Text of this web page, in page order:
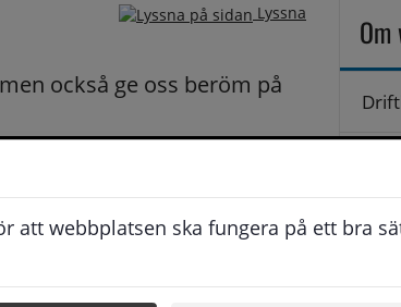
att webbplatsen ska fungera på ett bra
Lyssna
också ge oss beröm på
nedanför. Vill du att vi ska
du skriver in din synpunkt får du
dig bättre.
beror givetvis på